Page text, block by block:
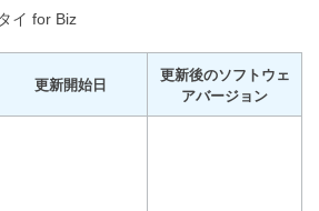
イ for Biz
更新開始日
更新後のソフトウェ
アバージョン